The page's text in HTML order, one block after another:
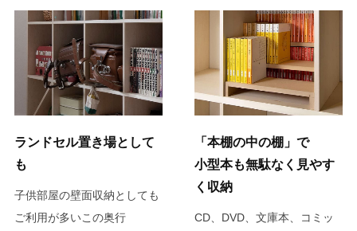
ランドセル置き場として
も
子供部屋の壁面収納としても
ご利用が多いこの奥行
「本棚の中の棚」で
小型本も無駄なく見やす
く収納
CD、DVD、文庫本、コミッ